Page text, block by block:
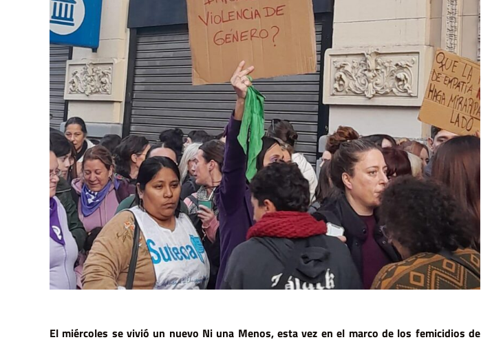
El miércoles se vivió un nuevo Ni una Menos, esta vez en el marco de los femicidios de